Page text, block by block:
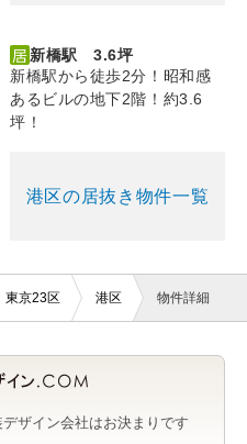
新橋駅 3.6坪
新橋駅から徒歩2分！昭和感
あるビルの地下2階！約3.6
坪！
港区の居抜き物件一覧
東京23区 港区 物件詳細
ザイン会社はお決まりです